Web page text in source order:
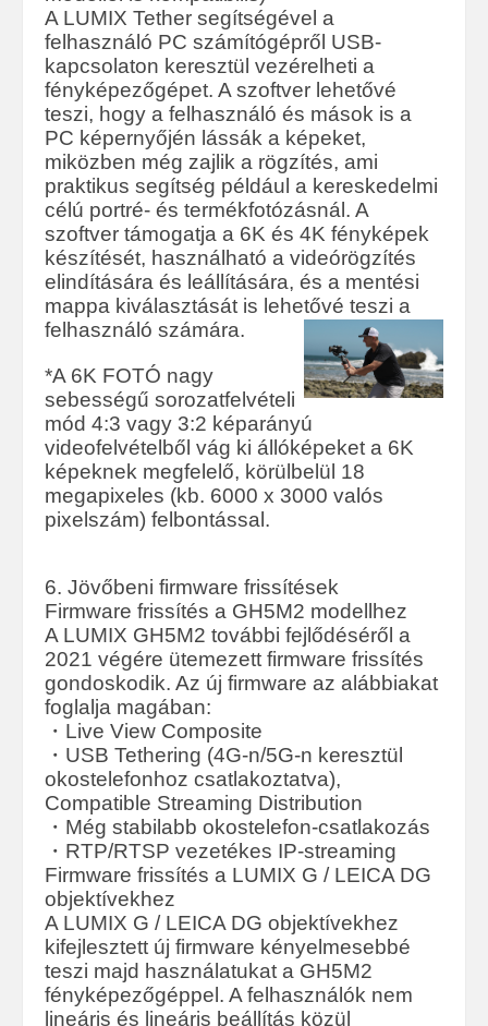
A LUMIX Tether segítségével a
felhasználó PC számítógépről USB-
kapcsolaton keresztül vezérelheti a
fényképezőgépet. A szoftver lehetővé
teszi, hogy a felhasználó és mások is a
PC képernyőjén lássák a képeket,
miközben még zajlik a rögzítés, ami
praktikus segítség például a kereskedelmi
célú portré- és termékfotózásnál. A
szoftver támogatja a 6K és 4K fényképek
készítését, használható a videórögzítés
elindítására és leállítására, és a mentési
mappa kiválasztását is lehetővé teszi a
felhasználó számára.
*A 6K FOTÓ nagy
sebességű sorozatfelvételi
mód 4:3 vagy 3:2 képarányú
videofelvételből vág ki állóképeket a 6K
képeknek megfelelő, körülbelül 18
megapixeles (kb. 6000 x 3000 valós
pixelszám) felbontással.
6. Jövőbeni firmware frissítések
Firmware frissítés a GH5M2 modellhez
A LUMIX GH5M2 további fejlődéséről a
2021 végére ütemezett firmware frissítés
gondoskodik. Az új firmware az alábbiakat
foglalja magában:
・Live View Composite
・USB Tethering (4G-n/5G-n keresztül
okostelefonhoz csatlakoztatva),
Compatible Streaming Distribution
・Még stabilabb okostelefon-csatlakozás
・RTP/RTSP vezetékes IP-streaming
Firmware frissítés a LUMIX G / LEICA DG
objektívekhez
A LUMIX G / LEICA DG objektívekhez
kifejlesztett új firmware kényelmesebbé
teszi majd használatukat a GH5M2
fényképezőgéppel. A felhasználók nem
lineáris és lineáris beállítás közül